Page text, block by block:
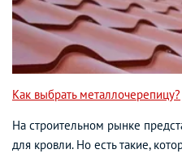
Как выбрать металлочерепицу?
На строительном рынке
для кровли. Но есть такие,